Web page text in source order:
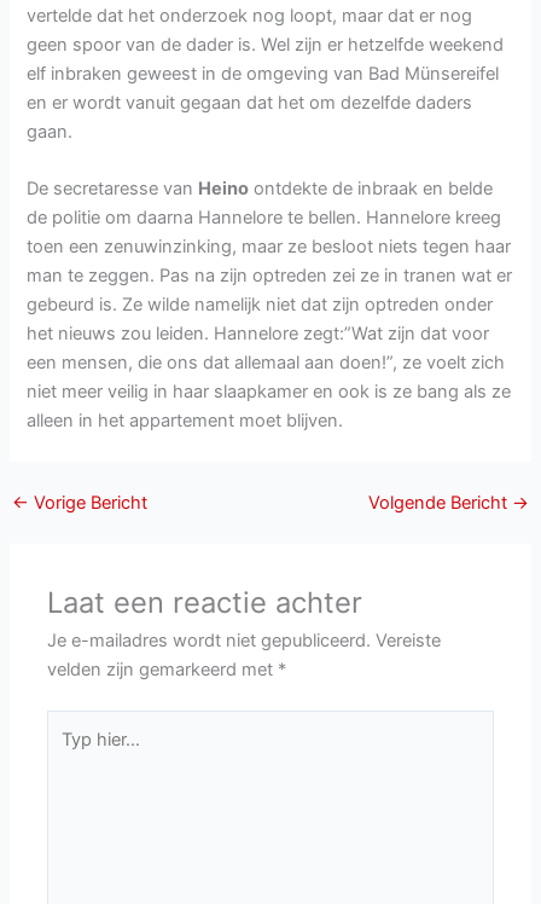
vertelde dat het onderzoek nog loopt, maar dat er nog
geen spoor van de dader is. Wel zijn er hetzelfde weekend
elf inbraken geweest in de omgeving van Bad Münsereifel
en er wordt vanuit gegaan dat het om dezelfde daders
gaan.
De secretaresse van Heino ontdekte de inbraak en belde
de politie om daarna Hannelore te bellen. Hannelore kreeg
toen een zenuwinzinking, maar ze besloot niets tegen haar
man te zeggen. Pas na zijn optreden zei ze in tranen wat er
gebeurd is. Ze wilde namelijk niet dat zijn optreden onder
het nieuws zou leiden. Hannelore zegt:”Wat zijn dat voor
een mensen, die ons dat allemaal aan doen!”, ze voelt zich
niet meer veilig in haar slaapkamer en ook is ze bang als ze
alleen in het appartement moet blijven.
← Vorige Bericht Volgende Bericht →
Laat een reactie achter
Je e-mailadres wordt niet gepubliceerd. Vereiste
velden zijn gemarkeerd met *
hier...